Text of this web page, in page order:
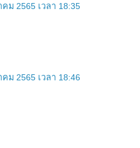
คม 2565 เวลา 18:35
ม 2565 เวลา 18:46